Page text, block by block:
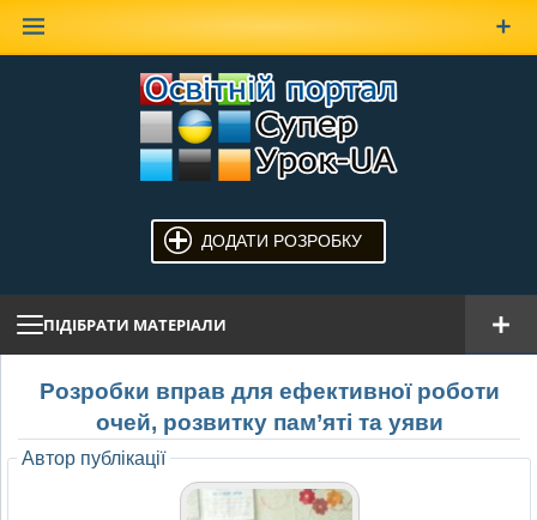
ДОДАТИ РОЗРОБКУ
ПІДІБРАТИ МАТЕРІАЛИ
Розробки вправ для ефективної роботи
очей, розвитку пам’яті та уяви
Автор публікації